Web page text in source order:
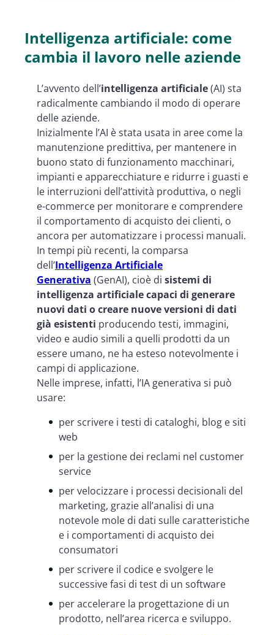
Intelligenza artificiale: come
cambia il lavoro nelle aziende
L’avvento dell’intelligenza artificiale(AI) sta
radicalmente cambiando il modo di operare
delle aziende.
Inizialmente l’AI è stata usata in aree come la
manutenzione predittiva, per mantenere in
buono stato di funzionamento macchinari,
impianti e apparecchiature e ridurre i guasti e
le interruzioni dell’attività produttiva, o negli
e-commerce per monitorare e comprendere
il comportamento di acquisto dei clienti, o
ancora per automatizzare i processi manuali.
In tempi più recenti, la comparsa
dell’Intelligenza Artificiale
Generativa (GenAI), cioè di sistemi di
intelligenza artificiale capaci di generare
nuovi dati o creare nuove versioni di dati
già esistenti producendo testi, immagini,
video e audio simili a quelli prodotti da un
essere umano, ne ha esteso notevolmente i
campi di applicazione.
Nelle imprese, infatti, l’IA generativa si può
usare:
per scrivere i testi di cataloghi, blog e siti
web
per la gestione dei reclami nel customer
service
per velocizzare i processi decisionali del
marketing, grazie all’analisi di una
notevole mole di dati sulle caratteristiche
e i comportamenti di acquisto dei
consumatori
per scrivere il codice e svolgere le
successive fasi di test di un software
per accelerare la progettazione di un
prodotto, nell’area ricerca e sviluppo.